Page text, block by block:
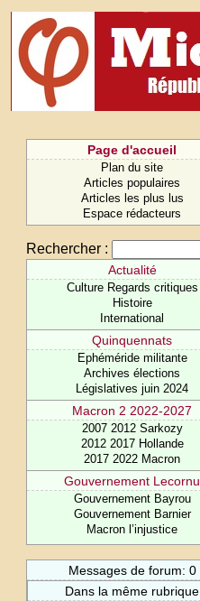
Page d'accueil
Plan du site
Articles populaires
Articles les plus lus
Espace rédacteurs
Rechercher :
Actualité
Culture Regards critiques
Histoire
International
Quinquennats
Ephéméride militante
Archives élections
Législatives juin 2024
Macron 2 2022-2027
2007 2012 Sarkozy
2012 2017 Hollande
2017 2022 Macron
Gouvernement Lecornu
Gouvernement Bayrou
Gouvernement Barnier
Macron l’injustice
Messages de forum: 0
Dans la même rubrique